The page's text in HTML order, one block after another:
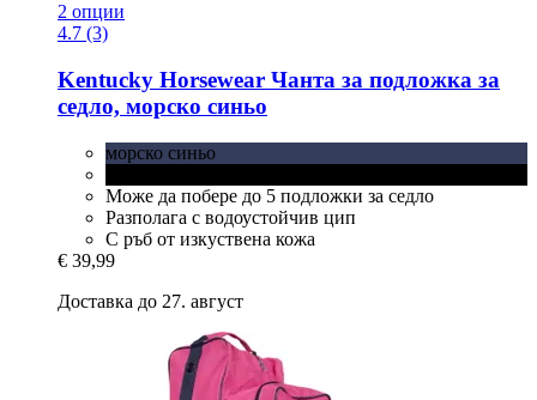
2 опции
4.7 (3)
Kentucky Horsewear Чанта за подложка за
седло, морско синьо
морско синьо
Може да побере до 5 подложки за седло
Разполага с водоустойчив цип
С ръб от изкуствена кожа
€ 39,99
Доставка до 27. август